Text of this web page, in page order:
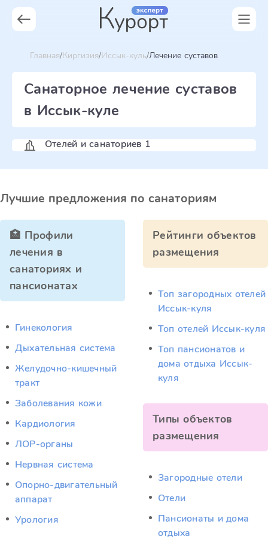
Главная Киргизия Иссык-куль Лечение суставов
Санаторное лечение суставов
в Иссык-куле
Отелей и санаториев 1
Лучшие предложения по санаториям
🏥 Профили
лечения в
санаториях и
пансионатах
Гинекология
Дыхательная система
Желудочно-кишечный
тракт
Заболевания кожи
Кардиология
ЛОР-органы
Нервная система
Опорно-двигательный
аппарат
Урология
Рейтинги объектов
размещения
Топ загородных отелей
Иссык-куля
Топ отелей Иссык-куля
Топ пансионатов и
дома отдыха Иссык-
куля
Типы объектов
размещения
Загородные отели
Отели
Пансионаты и дома
отдыха